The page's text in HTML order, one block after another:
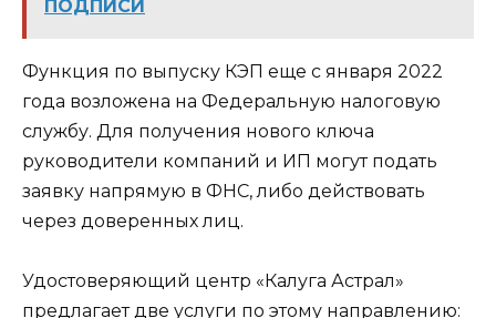
ПОДПИСИ
Функция по выпуску КЭП еще с января 2022
года возложена на Федеральную налоговую
службу. Для получения нового ключа
руководители компаний и ИП могут подать
заявку напрямую в ФНС, либо действовать
через доверенных лиц.
Удостоверяющий центр «Калуга Астрал»
предлагает две услуги по этому направлению: